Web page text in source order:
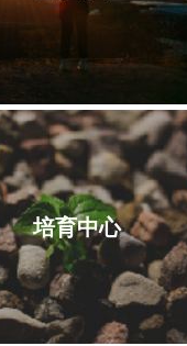
培育中心